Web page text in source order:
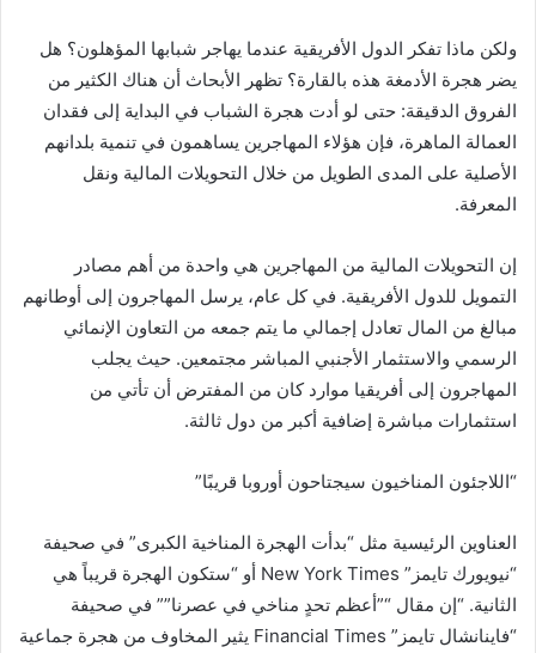
ولكن ماذا تفكر الدول الأفريقية عندما يهاجر شبابها المؤهلون؟ هل
يضر هجرة الأدمغة هذه بالقارة؟ تظهر الأبحاث أن هناك الكثير من
الفروق الدقيقة: حتى لو أدت هجرة الشباب في البداية إلى فقدان
العمالة الماهرة، فإن هؤلاء المهاجرين يساهمون في تنمية بلدانهم
الأصلية على المدى الطويل من خلال التحويلات المالية ونقل
المعرفة.
إن التحويلات المالية من المهاجرين هي واحدة من أهم مصادر
التمويل للدول الأفريقية. في كل عام، يرسل المهاجرون إلى أوطانهم
مبالغ من المال تعادل إجمالي ما يتم جمعه من التعاون الإنمائي
الرسمي والاستثمار الأجنبي المباشر مجتمعين. حيث يجلب
المهاجرون إلى أفريقيا موارد كان من المفترض أن تأتي من
استثمارات مباشرة إضافية أكبر من دول ثالثة.
“اللاجئون المناخيون سيجتاحون أوروبا قريبًا”
العناوين الرئيسية مثل “بدأت الهجرة المناخية الكبرى” في صحيفة
“نيويورك تايمز” New York Times أو “ستكون الهجرة قريباً هي
الثانية. “إن مقال “”أعظم تحدٍ مناخي في عصرنا”” في صحيفة
“فاينانشال تايمز” Financial Times يثير المخاوف من هجرة جماعية